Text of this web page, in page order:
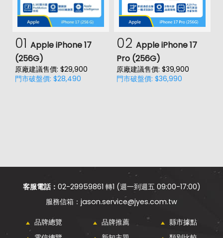
01 Apple iPhone 17
(256G)
原廠建議售價: $29,900
門市破盤價: $28,490
02 Apple iPhone 17
Pro (256G)
原廠建議售價: $39,900
門市破盤價: $36,990
客服電話： 02-29959861 轉1 (週一到週五 09:00-17:00)
jason.service@jyes.com.tw
品牌總覽 品牌推薦
縣市據點